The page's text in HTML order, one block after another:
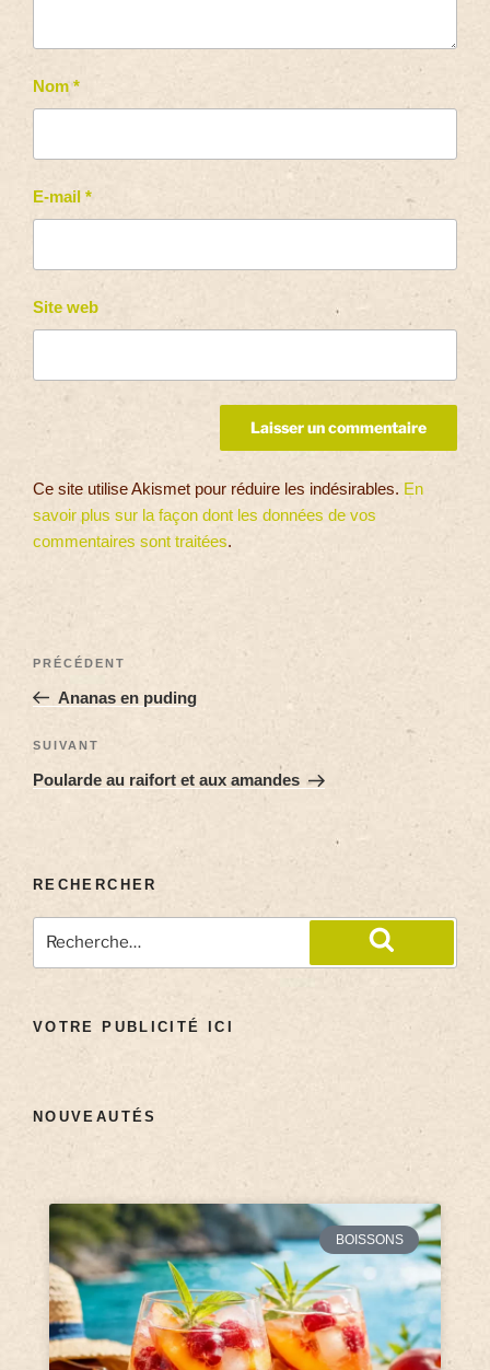
Nom *
E-mail *
Site web
Ce site utilise Akismet pour réduire les indésirables. En
savoir plus sur la façon dont les données de vos
commentaires sont traitées.
PRÉCÉDENT
Ananas en puding
SUIVANT
Poularde au raifort et aux amandes
RECHERCHER
VOTRE PUBLICITÉ ICI
NOUVEAUTÉS
BOISSONS